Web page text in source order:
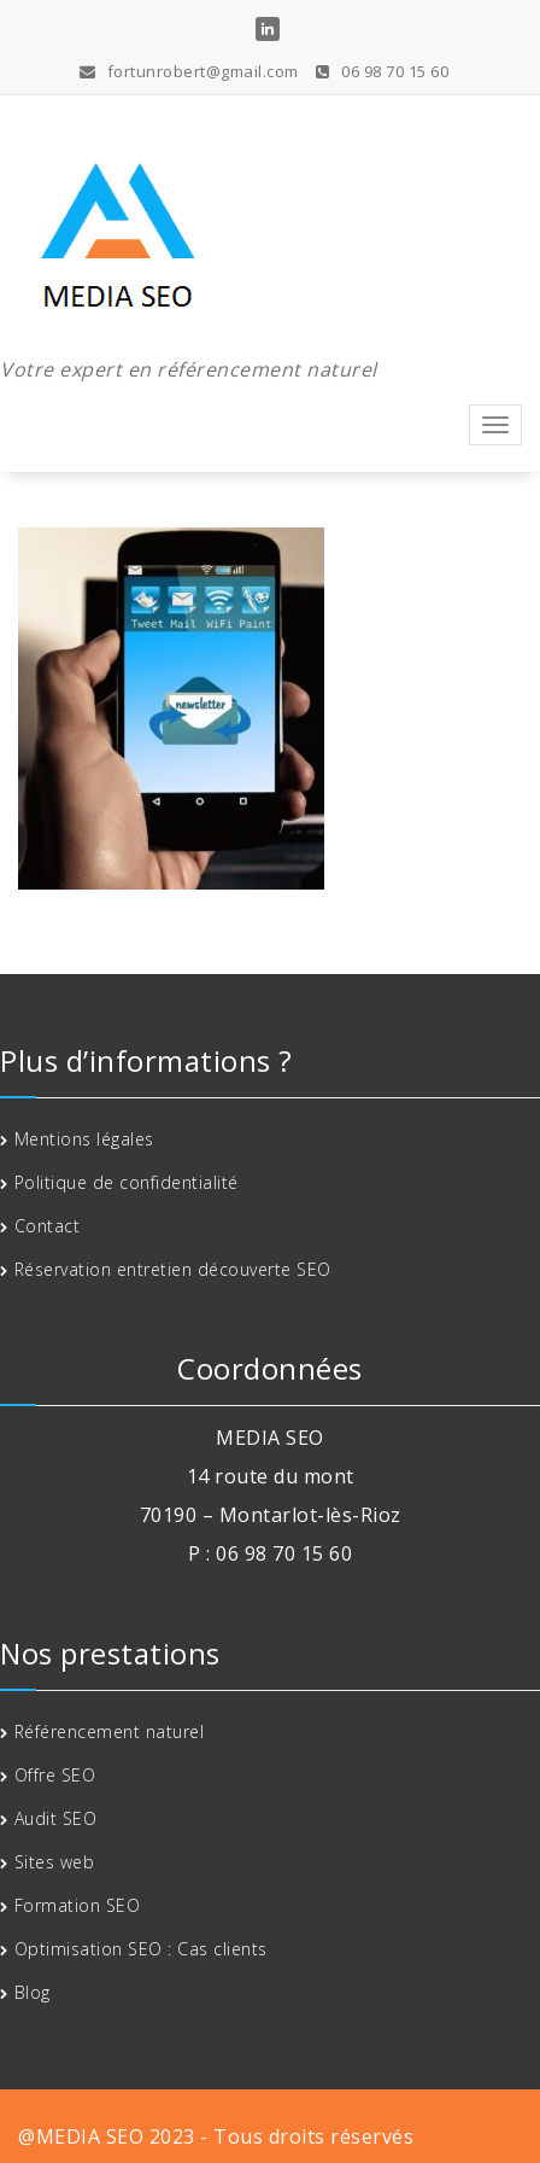
fortunrobert@gmail.com 06 98 70 15 60
Votre expert en référencement naturel
Plus d’informations ?
Mentions légales
Politique de confidentialité
Contact
Réservation entretien découverte SEO
Coordonnées
MEDIA SEO
14 route du mont
70190 – Montarlot-lès-Rioz
P : 06 98 70 15 60
Nos prestations
Référencement naturel
Offre SEO
Audit SEO
Sites web
Formation SEO
Optimisation SEO : Cas clients
Blog
@MEDIA SEO 2023 - Tous droits réservés